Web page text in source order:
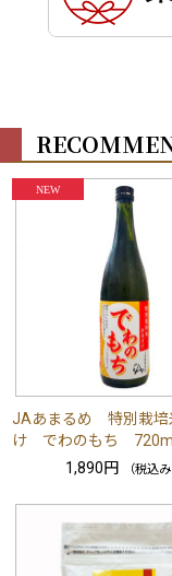
JAあまるめ 特別栽培
け でわのもち
1,890円
（税込み